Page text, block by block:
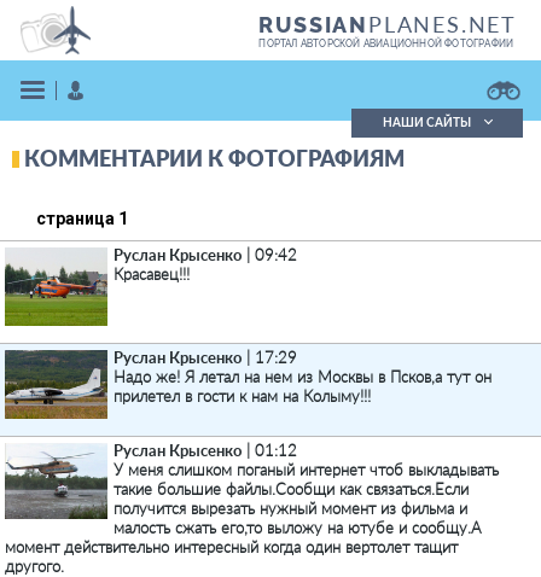
RUSSIANPLANES.NET
ПОРТАЛ АВТОРСКОЙ АВИАЦИОННОЙ ФОТОГРАФИИ
ВОЙТИ
ЗАРЕГИСТРИРОВАТЬСЯ
Поиск фотографий
НАШИ САЙТЫ
КОММЕНТАРИИ К ФОТОГРАФИЯМ
страница 1
Руслан Крысенко | 09:42
Красавец!!!
Руслан Крысенко | 17:29
Надо же! Я летал на нем из Москвы в Псков,а тут он
прилетел в гости к нам на Колыму!!!
Руслан Крысенко | 01:12
У меня слишком поганый интернет чтоб выкладывать
такие большие файлы.Сообщи как связаться.Если
получится вырезать нужный момент из фильма и
малость сжать его,то выложу на ютубе и сообщу.А
момент действительно интересный когда один вертолет тащит
другого.